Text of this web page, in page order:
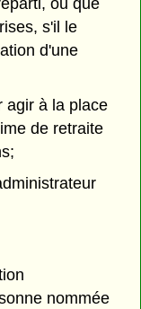
s'il le
d'une
agir à la place
de retraite
nommée